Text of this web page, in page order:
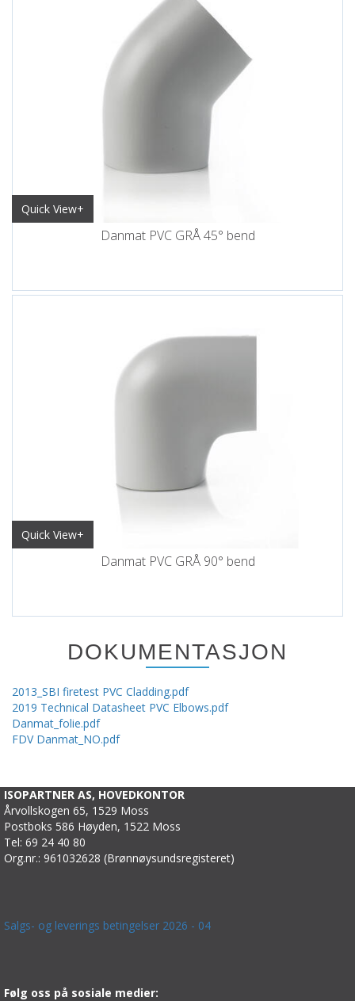
Quick View+
Danmat PVC GRÅ 45° bend
Quick View+
Danmat PVC GRÅ 90° bend
DOKUMENTASJON
2013_SBI firetest PVC Cladding.pdf
2019 Technical Datasheet PVC Elbows.pdf
Danmat_folie.pdf
FDV Danmat_NO.pdf
ISOPARTNER AS, HOVEDKONTOR
Årvollskogen 65, 1529 Moss
Postboks 586 Høyden, 1522 Moss
Tel: 69 24 40 80
Org.nr.: 961032628 (Brønnøysundsregisteret)
Salgs- og leverings betingelser 2026 - 04
Følg oss på sosiale medier: